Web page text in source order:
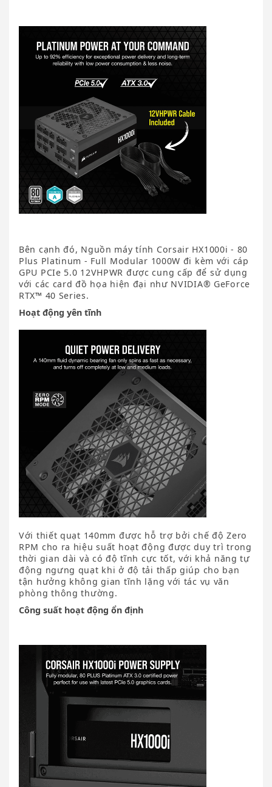
Bên cạnh đó, Nguồn máy tính Corsair HX1000i - 80
Plus Platinum - Full Modular 1000W đi kèm với cáp
GPU PCIe 5.0 12VHPWR được cung cấp để sử dụng
với các card đồ họa hiện đại như NVIDIA® GeForce
RTX™ 40 Series.
Hoạt động yên tĩnh
Với thiết quạt 140mm được hỗ trợ bởi chế độ Zero
RPM cho ra hiệu suất hoạt động được duy trì trong
thời gian dài và có độ tĩnh cực tốt, với khả năng tự
động ngưng quạt khi ở độ tải thấp giúp cho bạn
tận hưởng không gian tĩnh lặng với tác vụ văn
phòng thông thường.
Công suất hoạt động ổn định